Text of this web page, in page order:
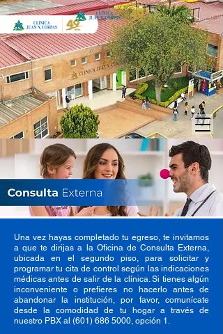
Una vez hayas completado tu egreso, te invitamos
a que te dirijas a la Oficina de Consulta Externa,
ubicada en el segundo piso, para solicitar y
programar tu cita de control según las indicaciones
médicas antes de salir de la clínica. Si tienes algún
inconveniente o prefieres no hacerlo antes de
abandonar la institución, por favor, comunícate
desde la comodidad de tu hogar a través de
nuestro PBX al (601) 686 5000, opción 1.